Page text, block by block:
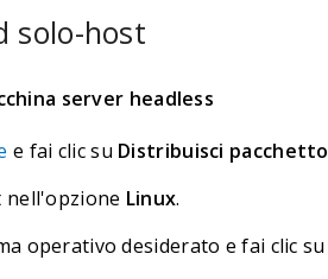
solo-host
server headless
e fai clic su Distribuisci pacchetto
nell'opzione Linux.
operativo desiderato e fai clic su